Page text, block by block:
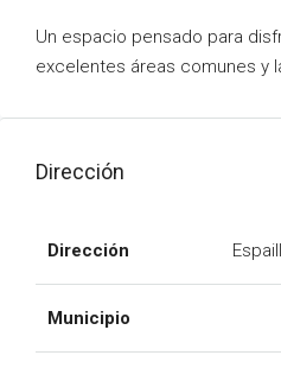
Un espacio pensado para
excelentes áreas comunes y
Dirección
Dirección
Municipio